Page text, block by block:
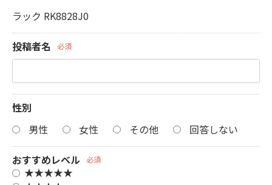
ラック RK8828J0
投稿者名 必須
性別
男性
女性 その他 回答しない
おすすめレベル 必須
★★★★★